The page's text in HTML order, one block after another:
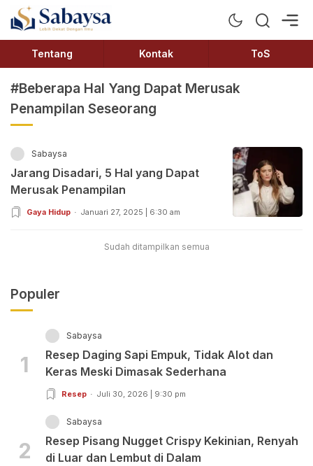
Sabaysa
Lebih Dekat Dengan Ilmu
Tentang Kontak ToS
#Beberapa Hal Yang Dapat Merusak
Penampilan Seseorang
Sabaysa
Jarang Disadari, 5 Hal yang Dapat
Merusak Penampilan
Gaya Hidup Januari 27, 2025 | 6:30 am
Sudah ditampilkan semua
Populer
1
Sabaysa
Resep Daging Sapi Empuk, Tidak Alot dan
Keras Meski Dimasak Sederhana
Resep Juli 30, 2026 | 9:30 pm
2
Sabaysa
Resep Pisang Nugget Crispy Kekinian, Renyah
di Luar dan Lembut di Dalam